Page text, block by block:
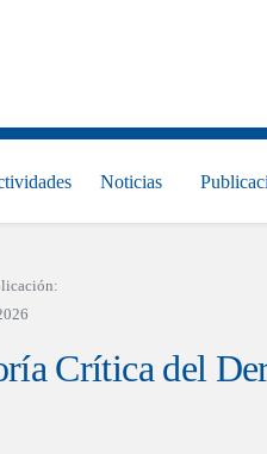
Noticias
Crítica del